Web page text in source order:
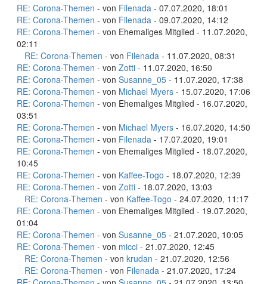
RE: Corona-Themen - von Filenada - 07.07.2020, 18:01
RE: Corona-Themen - von Filenada - 09.07.2020, 14:12
RE: Corona-Themen - von Ehemaliges Mitglied - 11.07.2020,
02:11
RE: Corona-Themen - von Filenada - 11.07.2020, 08:31
RE: Corona-Themen - von Zotti - 11.07.2020, 16:50
RE: Corona-Themen - von Susanne_05 - 11.07.2020, 17:38
RE: Corona-Themen - von Michael Myers - 15.07.2020, 17:06
RE: Corona-Themen - von Ehemaliges Mitglied - 16.07.2020,
03:51
RE: Corona-Themen - von Michael Myers - 16.07.2020, 14:50
RE: Corona-Themen - von Filenada - 17.07.2020, 19:01
RE: Corona-Themen - von Ehemaliges Mitglied - 18.07.2020,
10:45
RE: Corona-Themen - von Kaffee-Togo - 18.07.2020, 12:39
RE: Corona-Themen - von Zotti - 18.07.2020, 13:03
RE: Corona-Themen - von Kaffee-Togo - 24.07.2020, 11:17
RE: Corona-Themen - von Ehemaliges Mitglied - 19.07.2020,
01:04
RE: Corona-Themen - von Susanne_05 - 21.07.2020, 10:05
RE: Corona-Themen - von micci - 21.07.2020, 12:45
RE: Corona-Themen - von krudan - 21.07.2020, 12:56
RE: Corona-Themen - von Filenada - 21.07.2020, 17:24